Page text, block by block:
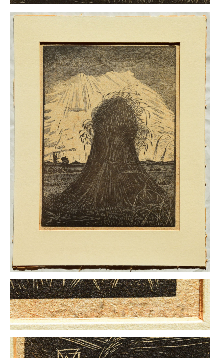
Themenflyer: Buch und Schrift in der Kunst
Themenflyer: Walter Becker
Themenflyer: Richild Holt
Themenflyer: Ernst Geitlinger
Themenflyer: Michel Wagner
Weitere Themenflyer
Buchempfehlungen
Richild Holt – Farbe und Linie
Theodor Zeller (1900-1986) Maler und
Visionär
Walter Becker (1893-1984) Malerei und Grafik
Über Uns
Kontakt
Publikationsliste
Über Uns